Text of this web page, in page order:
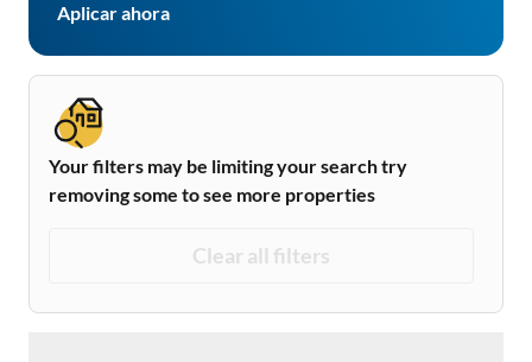
Aplicar ahora
Your filters may be limiting your search try
removing some to see more properties
Clear all filters